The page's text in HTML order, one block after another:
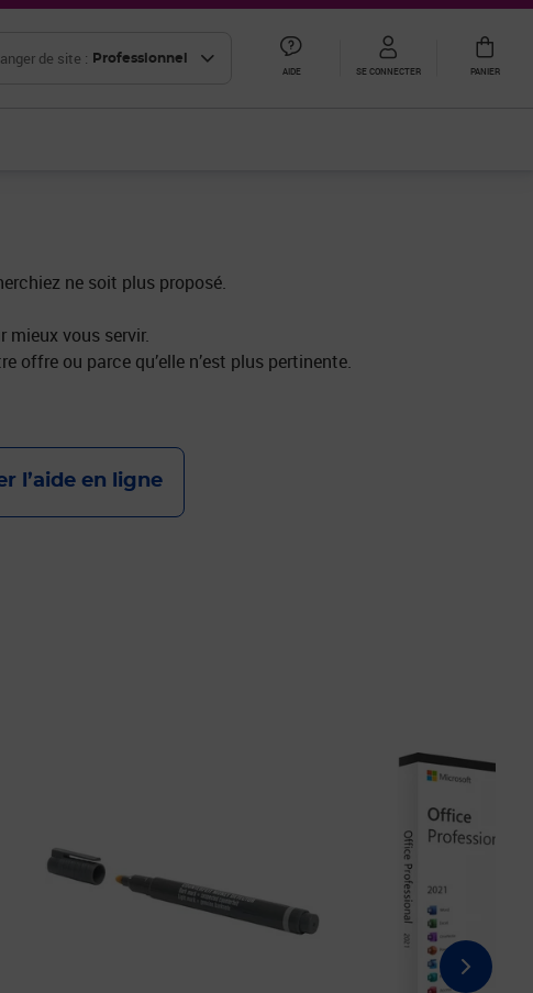
de site : Professionnel
AIDE SE CONNECTER PANIER
ne soit plus proposé.
mieux vous servir.
offre ou parce qu’elle n’est plus pertinente.
l’aide en ligne
Prix 19,80€ HT